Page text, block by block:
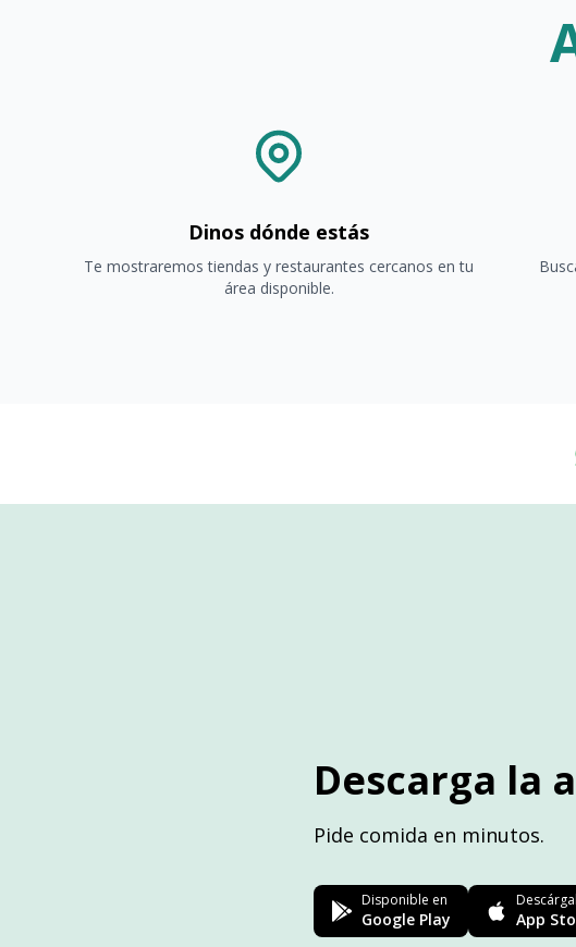
Dinos dónde estás
Te mostraremos tiendas y restaurantes cercanos en tu
área disponible.
Descarga la
Pide comida en minutos.
Disponible en
Google Play App